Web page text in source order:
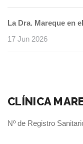
La Dra. Mareque en
17 Jun 2026
CLÍNICA
Nº de Registro